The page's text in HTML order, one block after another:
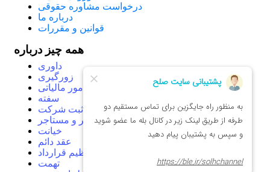
درخواست مشاوره حقوقی
درباره ما
قوانین و مقررات
همه چیز درباره
داوری
زورگیری
امور مالیاتی
سفته
ثبت شرکت
موجر و مستاجر
خیانت
عقد دائم
تنظیم قرارداد
تهمت